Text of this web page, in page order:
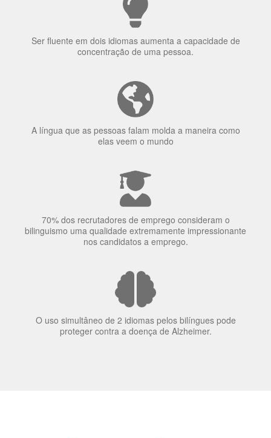
Ser fluente em dois idiomas aumenta a capacidade de
A língua que as pessoas falam molda a maneira como
70% dos recrutadores de emprego consideram o
bilinguismo uma qualidade extremamente impressionante
O uso simultâneo de 2 idiomas pelos bilíngues pode